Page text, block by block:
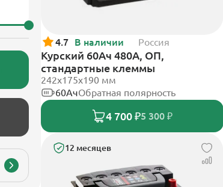
4.7 В наличии Россия
Курский 60Ач 480А, ОП,
стандартные клеммы
242x175x190 мм
60АчОбратная полярность
4 700 ₽5 300 ₽
12 месяцев